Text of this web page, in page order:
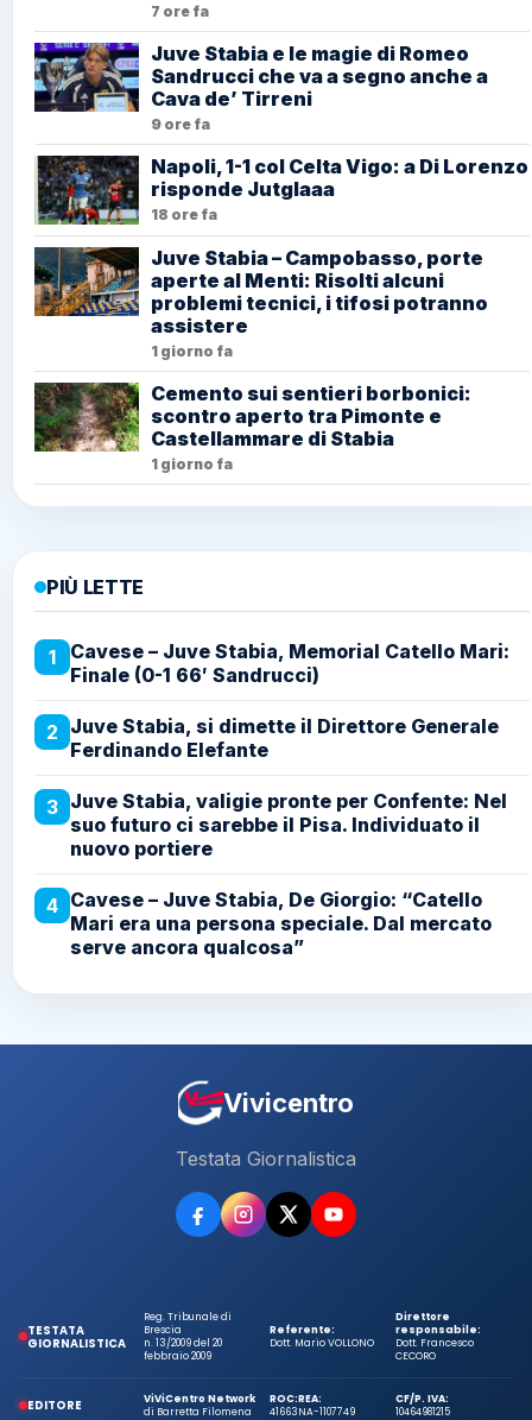
7 ore fa
Juve Stabia e le magie di Romeo
Sandrucci che va a segno anche a
Cava de’ Tirreni
9 ore fa
Napoli, 1-1 col Celta Vigo: a Di Lorenzo
risponde Jutglaaa
18 ore fa
Juve Stabia – Campobasso, porte
aperte al Menti: Risolti alcuni
problemi tecnici, i tifosi potranno
assistere
1 giorno fa
Cemento sui sentieri borbonici:
scontro aperto tra Pimonte e
Castellammare di Stabia
1 giorno fa
PIÙ LETTE
1
Cavese – Juve Stabia, Memorial Catello Mari:
Finale (0-1 66′ Sandrucci)
2 Juve Stabia, si dimette il Direttore Generale
Ferdinando Elefante
3 Juve Stabia, valigie pronte per Confente: Nel
suo futuro ci sarebbe il Pisa. Individuato il
nuovo portiere
4 Cavese – Juve Stabia, De Giorgio: “Catello
Mari era una persona speciale. Dal mercato
serve ancora qualcosa”
Vivicentro
Testata Giornalistica
TESTATA
GIORNALISTICA
Reg. Tribunale di
Brescia
n. 13/2009 del 20
febbraio 2009
Referente:
Dott. Mario VOLLONO
Direttore
responsabile:
Dott. Francesco
CECORO
EDITORE
ViViCentro Network
di Barretta Filomena
ROC:
41663
REA:
NA-1107749
CF/P. IVA:
10464981215